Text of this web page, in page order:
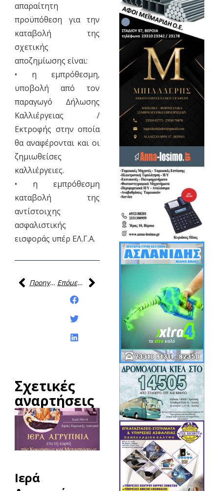
απαραίτητη
προϋπόθεση για την
καταβολή της
σχετικής
αποζηµίωσης είναι:
• η εµπρόθεσµη,
υποβολή από τον
παραγωγό ∆ήλωσης
Καλλιέργειας /
Εκτροφής στην οποία
θα αναφέρονται και οι
ζηµιωθείσες
καλλιέργειες.
• η εµπρόθεσµη
καταβολή της
αντίστοιχης
ασφαλιστικής
εισφοράς υπέρ ΕΛ.Γ.Α.
Προηγούμενη
Επόμενη
Σχετικές
αναρτήσεις
Ιερά